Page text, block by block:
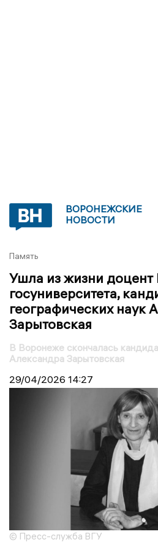
ВОРОНЕЖСКИЕ
НОВОСТИ
Память
Ушла из жизни доцент
госуниверситета,
географических наук
Зарытовская
В Воронеже скончалась
Александра Зарытовская
29/04/2026 14:27
© Пресс-служба ВГУ